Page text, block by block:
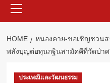
Menu
HOME
หนองคาย-ขอเชิญชวน
พลังบุญต่อทุนกฐินสามัคคีที่วัดป่าศ
ประเพณีและวัฒนธรรม